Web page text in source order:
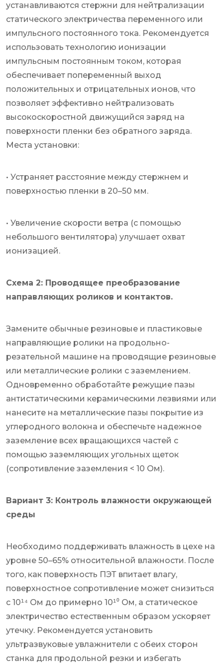
устанавливаются стержни для нейтрализации
статического электричества переменного или
импульсного постоянного тока. Рекомендуется
использовать технологию ионизации
импульсным постоянным током, которая
обеспечивает попеременный выход
положительных и отрицательных ионов, что
позволяет эффективно нейтрализовать
высокоскоростной движущийся заряд на
поверхности пленки без обратного заряда.
Места установки:
• Устраняет расстояние между стержнем и
поверхностью пленки в 20–50 мм.
• Увеличение скорости ветра (с помощью
небольшого вентилятора) улучшает охват
ионизацией.
Схема 2: Проводящее преобразование
направляющих роликов и контактов.
Замените обычные резиновые и пластиковые
направляющие ролики на продольно-
резательной машине на проводящие резиновые
или металлические ролики с заземлением.
Одновременно обработайте режущие пазы
антистатическими керамическими лезвиями или
нанесите на металлические пазы покрытие из
углеродного волокна и обеспечьте надежное
заземление всех вращающихся частей с
помощью заземляющих угольных щеток
(сопротивление заземления < 10 Ом).
Вариант 3: Контроль влажности окружающей
среды
Необходимо поддерживать влажность в цехе на
уровне 50–65% относительной влажности. После
того, как поверхность ПЭТ впитает влагу,
поверхностное сопротивление может снизиться
с 10¹⁴ Ом до примерно 10¹⁰ Ом, а статическое
электричество естественным образом ускоряет
утечку. Рекомендуется установить
ультразвуковые увлажнители с обеих сторон
станка для продольной резки и избегать